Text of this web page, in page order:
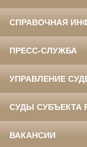
СПРАВОЧНАЯ
ПРЕСС-СЛУЖБА
УПРАВЛЕНИЕ
СУДЫ СУБЪЕКТА
ВАКАНСИИ